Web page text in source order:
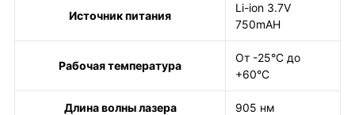
Источник питания
Li-ion 3.7V
750mAH
Рабочая температура
От -25°С до
+60°С
Длина волны лазера 905 нм